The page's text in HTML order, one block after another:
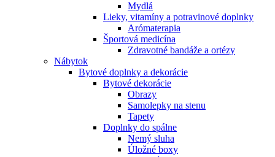
Mydlá
Lieky, vitamíny a potravinové doplnky
Arómaterapia
Športová medicína
Zdravotné bandáže a ortézy
Nábytok
Bytové doplnky a dekorácie
Bytové dekorácie
Obrazy
Samolepky na stenu
Tapety
Doplnky do spálne
Nemý sluha
Úložné boxy